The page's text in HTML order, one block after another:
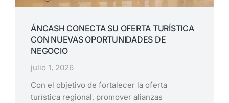
ÁNCASH CONECTA SU OFERTA TURÍSTICA
CON NUEVAS OPORTUNIDADES DE
NEGOCIO
julio 1, 2026
Con el objetivo de fortalecer la oferta
turística regional, promover alianzas